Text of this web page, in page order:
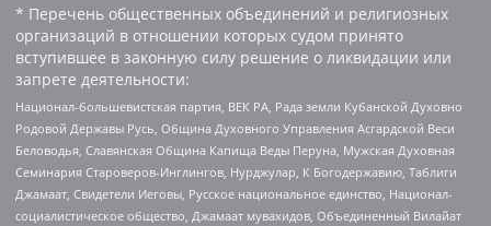
* Перечень общественных объединений и религиозных
организаций в отношении которых судом принято
вступившее в законную силу решение о ликвидации или
запрете деятельности:
Национал-большевистская партия, ВЕК РА, Рада земли Кубанской Духовно
Родовой Державы Русь, Община Духовного Управления Асгардской Веси
Беловодья, Славянская Община Капища Веды Перуна, Мужская Духовная
Семинария Староверов-Инглингов, Нурджулар, К Богодержавию, Таблиги
Джамаат, Свидетели Иеговы, Русское национальное единство, Национал-
социалистическое общество, Джамаат мувахидов, Объединенный Вилайат